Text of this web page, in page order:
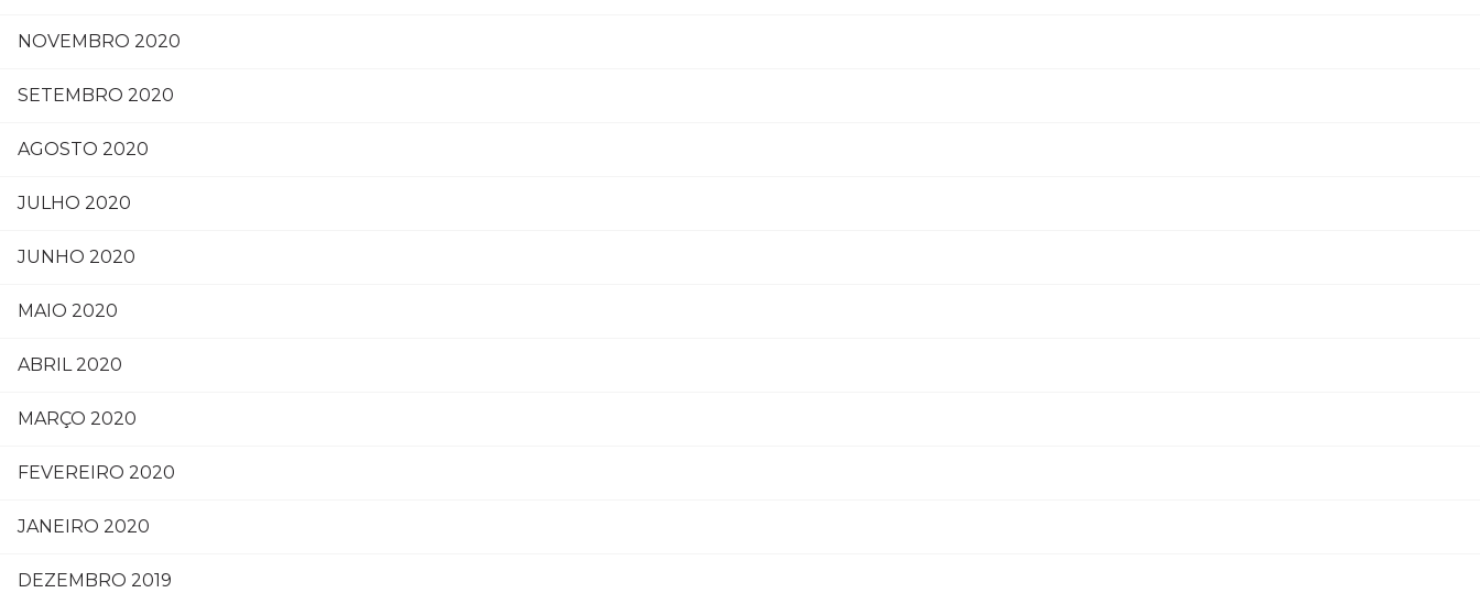
NOVEMBRO 2020
SETEMBRO 2020
AGOSTO 2020
JULHO 2020
JUNHO 2020
MAIO 2020
ABRIL 2020
MARÇO 2020
FEVEREIRO 2020
JANEIRO 2020
DEZEMBRO 2019